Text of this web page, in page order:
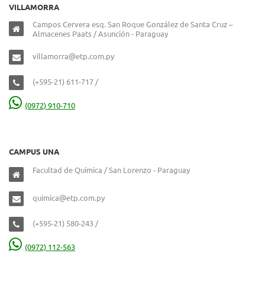
VILLAMORRA
Campos Cervera esq. San Roque González de Santa Cruz –
Almacenes Paats / Asunción - Paraguay
villamorra@etp.com.py
(+595-21) 611-717 /
(0972) 910-710
CAMPUS UNA
Facultad de Química / San Lorenzo - Paraguay
quimica@etp.com.py
(+595-21) 580-243 /
(0972) 112-563